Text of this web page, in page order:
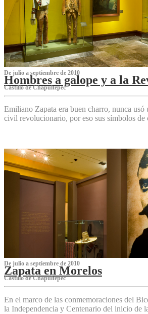
De julio a septiembre de 2010
Hombres a galope y a la
Castillo de Chapultepec
Emiliano Zapata era buen charro, nunca
civil revolucionario, por eso sus símbolos
De julio a septiembre de 2010
Zapata en Morelos
Castillo de Chapultepec
En el marco de las conmemoraciones del
la Independencia y Centenario del inicio de